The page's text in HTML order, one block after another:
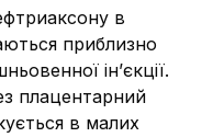
в
приблизно
ін’єкції.
плацентарний
в малих